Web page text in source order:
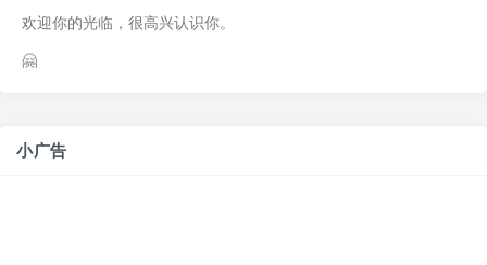
欢迎你的光临，很高兴认识你。
🤗
小广告